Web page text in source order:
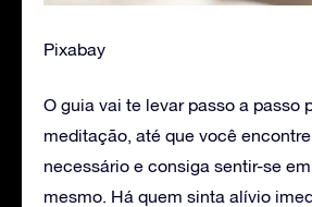
Pixabay
O guia vai te levar passo a passo
meditação, até que você
necessário e consiga sentir-se
mesmo. Há quem sinta alívio